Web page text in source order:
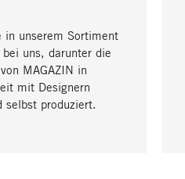
in unserem Sortiment
uns, darunter die
MAGAZIN in
mit Designern
selbst produziert.